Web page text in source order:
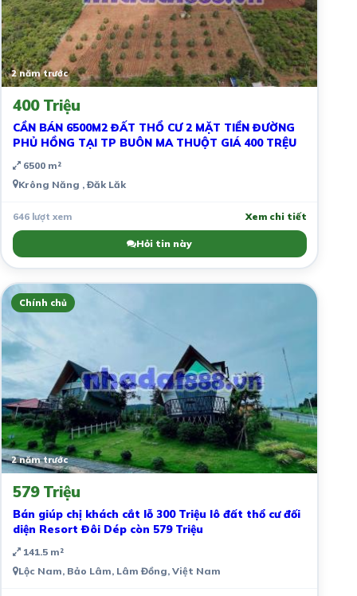
2 năm trước
400 Triệu
CẦN BÁN 6500M2 ĐẤT THỔ CƯ 2 MẶT TIỀN ĐƯỜNG
PHỦ HỒNG TẠI TP BUÔN MA THUỘT GIÁ 400 TRỆU
6500 m²
Krông Năng , Đăk Lăk
646 lượt xem Xem chi tiết
Hỏi tin này
Chính chủ
2 năm trước
579 Triệu
Bán giúp chị khách cắt lỗ 300 Triệu lô đất thổ cư đối
diện Resort Đôi Dép còn 579 Triệu
141.5 m²
Lộc Nam, Bảo Lâm, Lâm Đồng, Việt Nam